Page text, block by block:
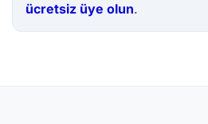
ücretsiz üye olun.